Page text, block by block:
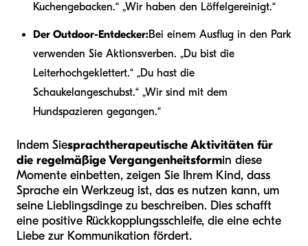
Kuchengebacken.“ „Wir haben den Löffel gereinigt.“
Der Outdoor-Entdecker:Bei einem Ausflug in den Park
verwenden Sie Aktionsverben. „Du bist die
Leiterhochgeklettert.“ „Du hast die
Schaukel angeschubst.“ „Wir sind mit dem
Hundspazieren gegangen.“
Indem Siesprachtherapeutische Aktivitäten für
die regelmäßige Vergangenheitsformin diese
Momente einbetten, zeigen Sie Ihrem Kind, dass
Sprache ein Werkzeug ist, das es nutzen kann, um
seine Lieblingsdinge zu beschreiben. Dies schafft
eine positive Rückkopplungsschleife, die eine echte
Liebe zur Kommunikation fördert.